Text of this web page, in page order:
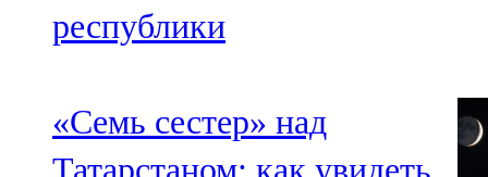
республики
«Семь сестер» над